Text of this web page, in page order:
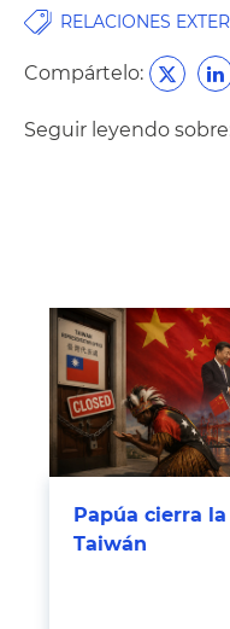
RELACIONES
Compártelo:
Seguir leyendo
Papúa cierra
Taiwán